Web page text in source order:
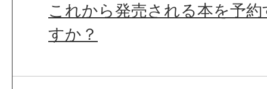
これから発売される本を予
すか？